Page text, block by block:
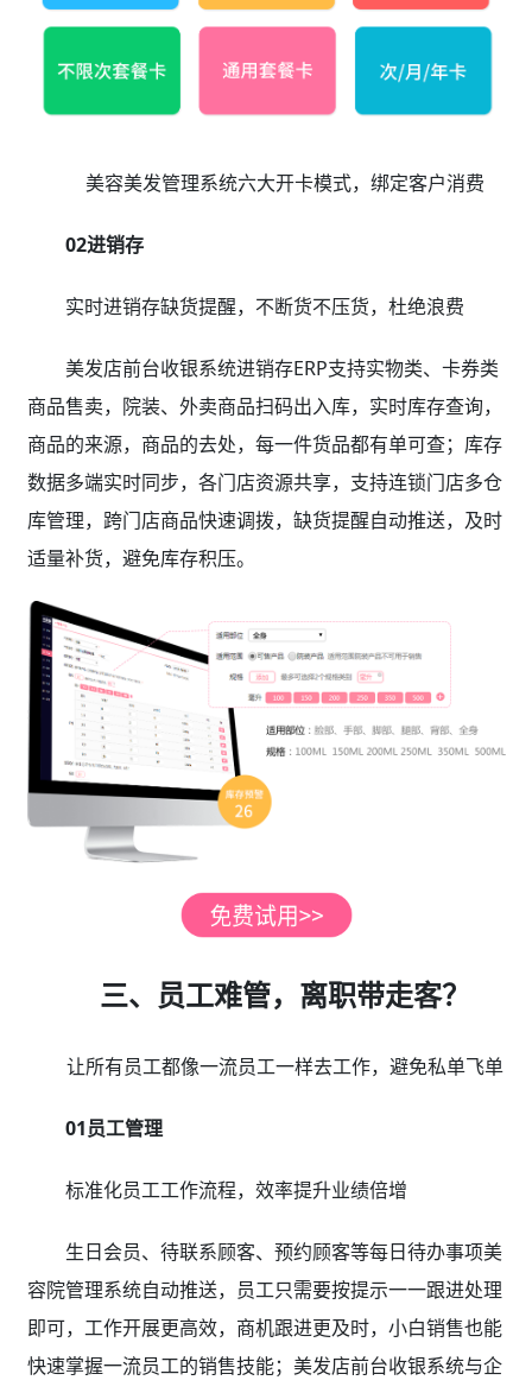
美容美发管理系统六大开卡模式，绑定客户消费
02进销存
实时进销存缺货提醒，不断货不压货，杜绝浪费
美发店前台收银系统进销存ERP支持实物类、卡券类
商品售卖，院装、外卖商品扫码出入库，实时库存查询，
商品的来源，商品的去处，每一件货品都有单可查；库存
数据多端实时同步，各门店资源共享，支持连锁门店多仓
库管理，跨门店商品快速调拨，缺货提醒自动推送，及时
适量补货，避免库存积压。
三、员工难管，离职带走客？
让所有员工都像一流员工一样去工作，避免私单飞单
01员工管理
标准化员工工作流程，效率提升业绩倍增
生日会员、待联系顾客、预约顾客等每日待办事项美
容院管理系统自动推送，员工只需要按提示一一跟进处理
即可，工作开展更高效，商机跟进更及时，小白销售也能
快速掌握一流员工的销售技能；美发店前台收银系统与企